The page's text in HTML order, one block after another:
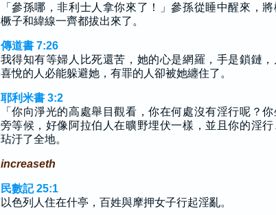
「參孫哪，非利士人拿你來了！」參孫從睡中醒來，將
橛子和緯線一齊都拔出來了。
傳道書 7:26
我得知有等婦人比死還苦，她的心是網羅，手是鎖鏈，
喜悅的人必能躲避她，有罪的人卻被她纏住了。
耶利米書 3:2
「你向淨光的高處舉目觀看，你在何處沒有淫行呢？你
旁等候，好像阿拉伯人在曠野埋伏一樣，並且你的淫行
玷汙了全地。
increaseth
民數記 25:1
以色列人住在什亭，百姓與摩押女子行起淫亂。